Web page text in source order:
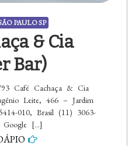
PAULO SP
& Cia
Bar)
Café Cachaça & Cia
Leite, 466 – Jardim
010, Brasil (11) 3063-
Google […]